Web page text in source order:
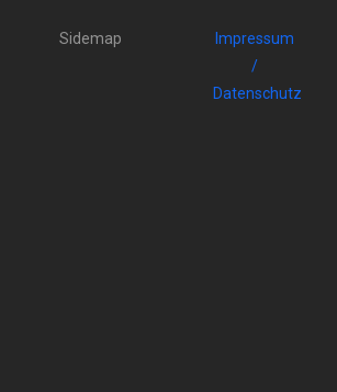
Sidemap
Impressum
/
Datenschutz